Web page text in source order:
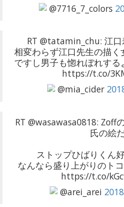
@7716_7_colors
RT @tatamin_chu: 江口
相変わらず江口先生の描く
ですし男子も惚れぼれす
https://t.co/
@mia_cider
RT @wasawasa0818: Zoff
氏の絵
ストップひばりくん
なんなら盛り上がりのト
https://t.co/
@arei_arei